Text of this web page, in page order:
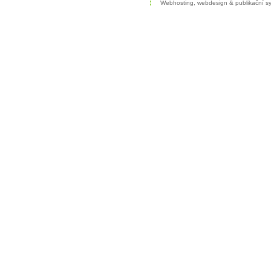
Webhosting
webdesign & publikační